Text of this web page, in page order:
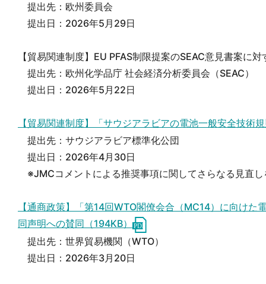
提出先：欧州委員会
提出日：2026年5月29日
【貿易関連制度】EU PFAS制限提案のSEAC意見書案に
提出先：欧州化学品庁 社会経済分析委員会（SEAC）
提出日：2026年5月22日
【貿易関連制度】「サウジアラビアの電池一般安全技術
提出先：サウジアラビア標準化公団
提出日：2026年4月30日
※JMCコメントによる推奨事項に関してさらなる見直
【通商政策】「第14回WTO閣僚会合（MC14）に向け
同声明への賛同（194KB）
提出先：世界貿易機関（WTO）
提出日：2026年3月20日